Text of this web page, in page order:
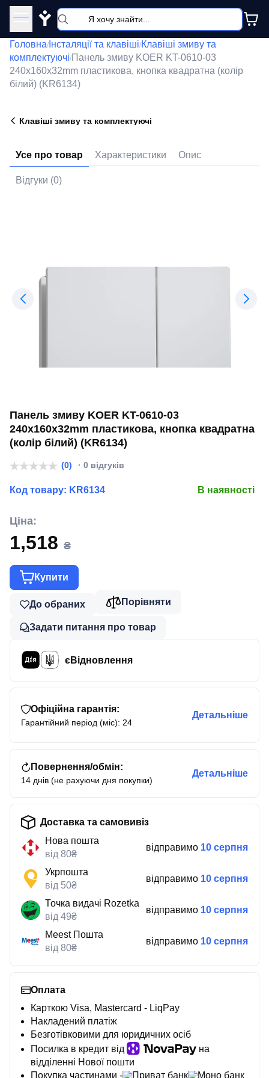
Y
Головна/ Інсталяції та клавіші/Клавіші змиву та
комплектуючі/Панель змиву KOER KT-0610-03
240x160x32mm пластикова, кнопка квадратна (колір
білий) (KR6134)
Клавіші змиву та комплектуючі
Усе про товар Характеристики Опис
Відгуки (0)
Панель змиву KOER KT-0610-03
240x160x32mm пластикова, кнопка квадратна
(колір білий) (KR6134)
(0) · 0 відгуків
Код товару: KR6134 В наявності
Ціна:
1,518 ₴
Купити
До обраних Порівняти
Задати питання про товар
єВідновлення
Офіційна гарантія:
Гарантійний період (міс): 24
Детальніше
Повернення/обмін:
14 днів (не рахуючи дня покупки)
Детальніше
Доставка та самовивіз
Нова пошта
від 80₴
відправимо 10 серпня
Укрпошта
від 50₴
відправимо 10 серпня
Точка видачі Rozetka
від 49₴
відправимо 10 серпня
Meest Пошта
від 80₴
відправимо 10 серпня
Оплата
Карткою Visa, Mastercard - LiqPay
Накладений платіж
Безготівковими для юридичних осіб
Посилка в кредит від
на
відділенні Нової пошти
Покупка частинами -
Приват банк Моно банк